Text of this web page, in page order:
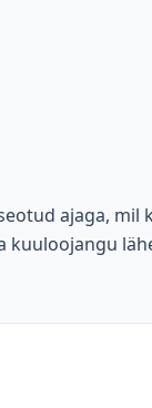
ajaga, mil